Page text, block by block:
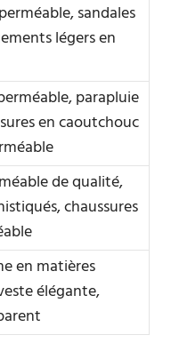
sandales
légers en
parapluie
en caoutchouc
de qualité,
chaussures
en matières
élégante,